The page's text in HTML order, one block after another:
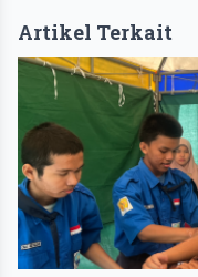
Artikel Terkait